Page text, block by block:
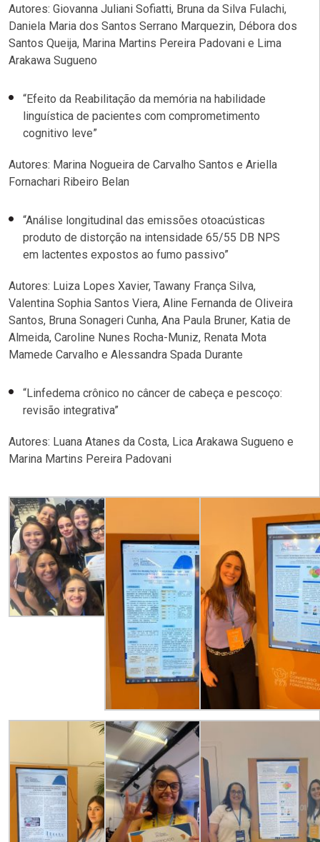
Autores: Giovanna Juliani Sofiatti, Bruna da Silva Fulachi,
Daniela Maria dos Santos Serrano Marquezin, Débora dos
Santos Queija, Marina Martins Pereira Padovani e Lima
Arakawa Sugueno
“Efeito da Reabilitação da memória na habilidade
linguística de pacientes com comprometimento
cognitivo leve”
Autores: Marina Nogueira de Carvalho Santos e Ariella
Fornachari Ribeiro Belan
“Análise longitudinal das emissões otoacústicas
produto de distorção na intensidade 65/55 DB NPS
em lactentes expostos ao fumo passivo”
Autores: Luiza Lopes Xavier, Tawany França Silva,
Valentina Sophia Santos Viera, Aline Fernanda de Oliveira
Santos, Bruna Sonageri Cunha, Ana Paula Bruner, Katia de
Almeida, Caroline Nunes Rocha-Muniz, Renata Mota
Mamede Carvalho e Alessandra Spada Durante
“Linfedema crônico no câncer de cabeça e pescoço:
revisão integrativa”
Autores: Luana Atanes da Costa, Lica Arakawa Sugueno e
Marina Martins Pereira Padovani